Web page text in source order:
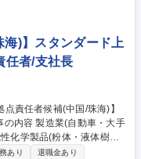
海)】スタンダード上
任者/支社長
化学製品(粉体・液体樹脂
にて、中国拠点の責任者
あり
退職金あり